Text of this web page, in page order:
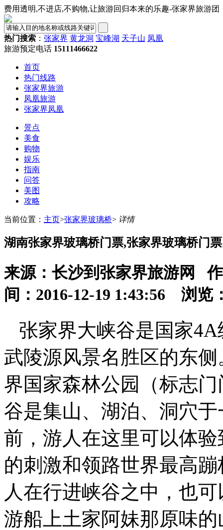
费用透明,不进店,不购物,让旅游回归本来的乐趣-张家界旅游团
热门搜索 ： 张家界 黄龙洞 宝峰湖 天子山 凤凰
旅游预定电话 15111466622
首页
热门线路
张家界旅游
凤凰旅游
张家界凤凰
景点
美食
购物
娱乐
指南
问答
美图
攻略
当前位置： 主页>张家界玻璃桥> 详情
湖南张家界玻璃桥门票,张家界玻璃桥门
来源：长沙到张家界旅游网
间：2016-12-19 1:43:56 浏览
张家界大峡谷是国家
武陵源风景名胜区的东
界国家森林公园（标志
谷是集山、湖泊、洞穴
前，游人在这里可以体
的刺激和领路世界最高
人在行进峡谷之中，也
游船上土家阿妹那原味